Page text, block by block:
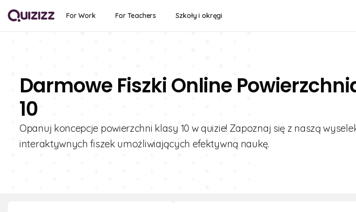
For Work For Teachers Szkoły i okręgi
Darmowe Fiszki Online
10
Opanuj koncepcje powierzchni klasy 10 w quizie! Zapoznaj się z naszą
interaktywnych fiszek umożliwiających efektywną naukę.